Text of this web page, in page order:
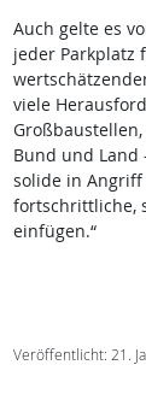
Auch gelte es
jeder Parkplatz
viele
Bund und Land
solide in
fortschrittliche,
einfügen.“
Veröffentlicht: 21.